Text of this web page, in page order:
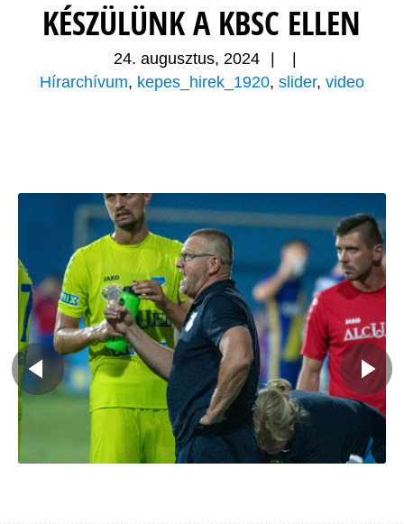
KÉSZÜLÜNK A KBSC ELLEN
24. augusztus, 2024
Hírarchívum, kepes_hirek_1920, slider, video